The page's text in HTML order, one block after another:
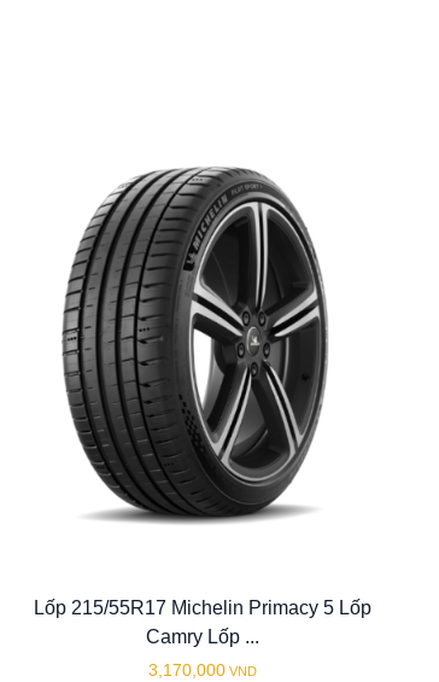
Lốp 215/55R17 Michelin Primacy 5 Lốp
Camry Lốp ...
3,170,000 VND